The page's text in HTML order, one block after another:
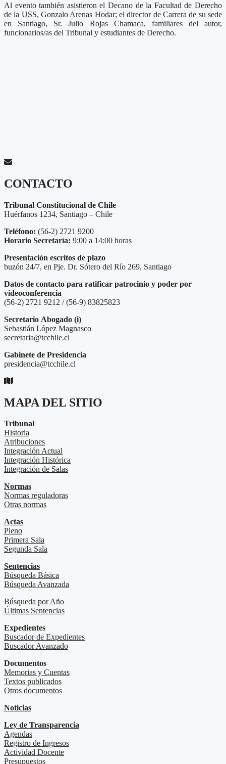
Al evento también asistieron el Decano de la Facultad de Derecho
de la USS, Gonzalo Arenas Hodar; el director de Carrera de su sede
en Santiago, Sr. Julio Rojas Chamaca, familiares del autor,
funcionarios/as del Tribunal y estudiantes de Derecho.
CONTACTO
Tribunal Constitucional de Chile
Huérfanos 1234, Santiago – Chile
Teléfono: (56-2) 2721 9200
Horario Secretaría: 9:00 a 14:00 horas
Presentación escritos de plazo
buzón 24/7, en Pje. Dr. Sótero del Río 269, Santiago
Datos de contacto para ratificar patrocinio y poder por
videoconferencia
(56-2) 2721 9212 / (56-9) 83825823
Secretario Abogado (i)
Sebastián López Magnasco
secretaria@tcchile.cl
Gabinete de Presidencia
presidencia@tcchile.cl
MAPA DEL SITIO
Tribunal
Historia
Atribuciones
Integración Actual
Integración Histórica
Integración de Salas
Normas
Normas reguladoras
Otras normas
Actas
Pleno
Primera Sala
Segunda Sala
Sentencias
Búsqueda Básica
Búsqueda Avanzada
Búsqueda por Año
Últimas Sentencias
Expedientes
Buscador de Expedientes
Buscador Avanzado
Documentos
Memorias y Cuentas
Textos publicados
Otros documentos
Noticias
Ley de Transparencia
Agendas
Registro de Ingresos
Actividad Docente
Presupuestos